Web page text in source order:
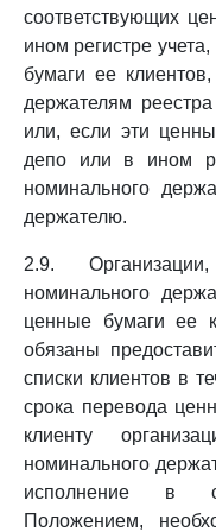
соответствующих
ином регистре
бумаги ее
держателям
или, если эти
депо или в ином
номинального
держателю.
2.9.
номинального
ценные бумаги ее
обязаны
списки клиентов в
срока перевода
клиенту
номинального
исполнение в
Положением,